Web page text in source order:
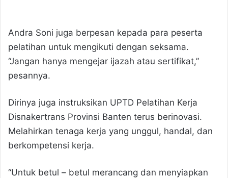
Andra Soni juga berpesan kepada para peserta
pelatihan untuk mengikuti dengan seksama.
“Jangan hanya mengejar ijazah atau sertifikat,”
pesannya.
Dirinya juga instruksikan UPTD Pelatihan Kerja
Disnakertrans Provinsi Banten terus berinovasi.
Melahirkan tenaga kerja yang unggul, handal, dan
berkompetensi kerja.
“Untuk betul – betul merancang dan menyiapkan